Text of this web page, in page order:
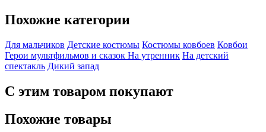
Похожие категории
Для мальчиков Детские костюмы Костюмы ковбоев Ковбои
Герои мультфильмов и сказок На утренник На детский
спектакль Дикий запад
С этим товаром покупают
Похожие товары